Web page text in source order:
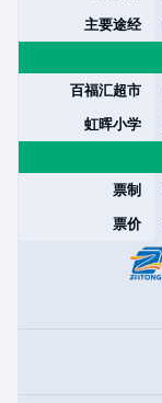
主要途经
百福汇超市
虹晖小学
票制
票价